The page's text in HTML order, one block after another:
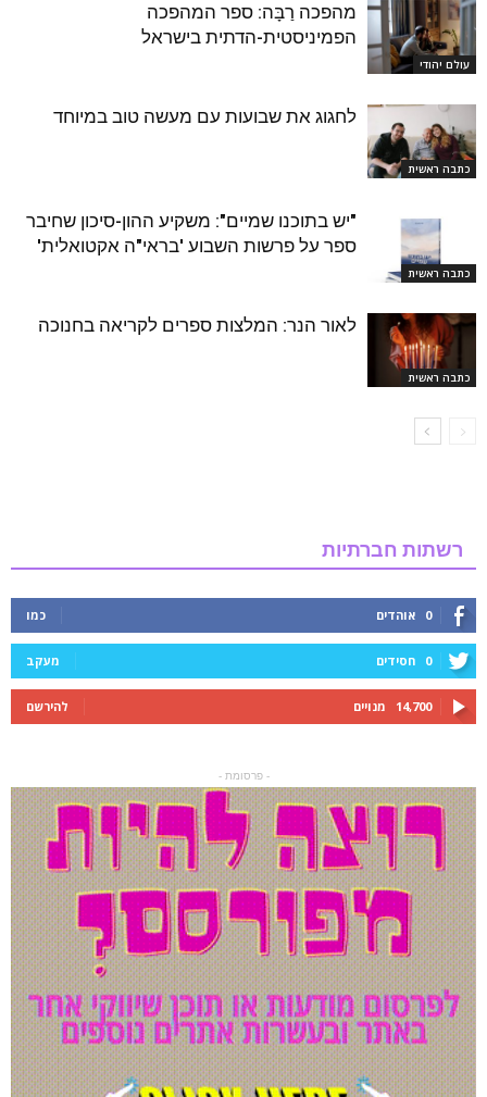
עולם יהודי
מהפכה רַבָּה: ספר המהפכה
הפמיניסטית-הדתית בישראל
כתבה ראשית
לחגוג את שבועות עם מעשה טוב במיוחד
כתבה ראשית
"יש בתוכנו שמיים": משקיע ההון-סיכון שחיבר
ספר על פרשות השבוע 'בראי"ה אקטואלית'
כתבה ראשית
לאור הנר: המלצות ספרים לקריאה בחנוכה
רשתות חברתיות
0 אוהדים כמו
0 חסידים מעקב
14,700 מנויים להירשם
- פרסומת -